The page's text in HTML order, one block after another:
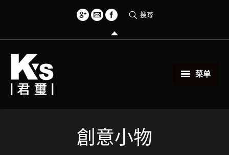
搜尋
菜单
創意小物
創意小物